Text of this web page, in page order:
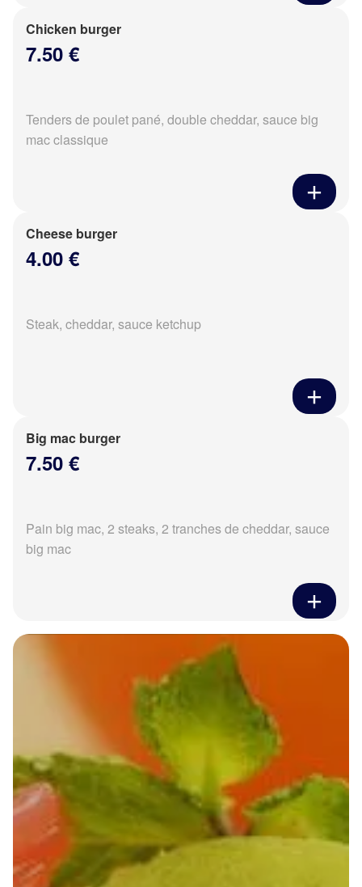
Chicken burger
7.50 €
Tenders de poulet pané, double cheddar, sauce big
mac classique
Cheese burger
4.00 €
Steak, cheddar, sauce ketchup
Big mac burger
7.50 €
Pain big mac, 2 steaks, 2 tranches de cheddar, sauce
big mac